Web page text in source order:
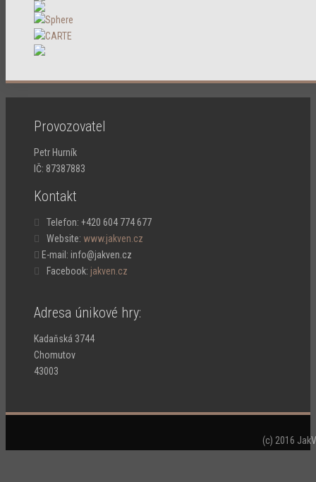
Provozovatel
Petr Hurník
IČ: 87387883
Kontakt
Telefon: +420 604 774 677
Website: www.jakven.cz
 E-mail: info@jakven.cz
Facebook: jakven.cz
Adresa únikové hry:
Kadaňská 3744
Chomutov
43003
(c) 2016